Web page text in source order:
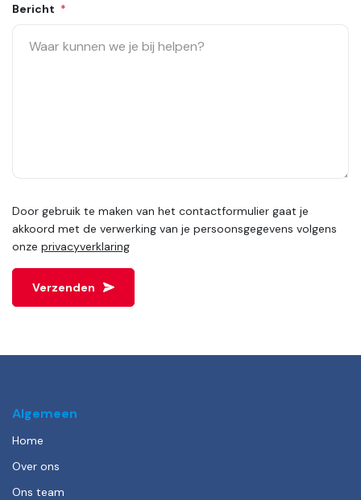
Bericht *
Door gebruik te maken van het contactformulier gaat je
akkoord met de verwerking van je persoonsgegevens volgens
onze privacyverklaring
Verzenden
Algemeen
Home
Over ons
Ons team